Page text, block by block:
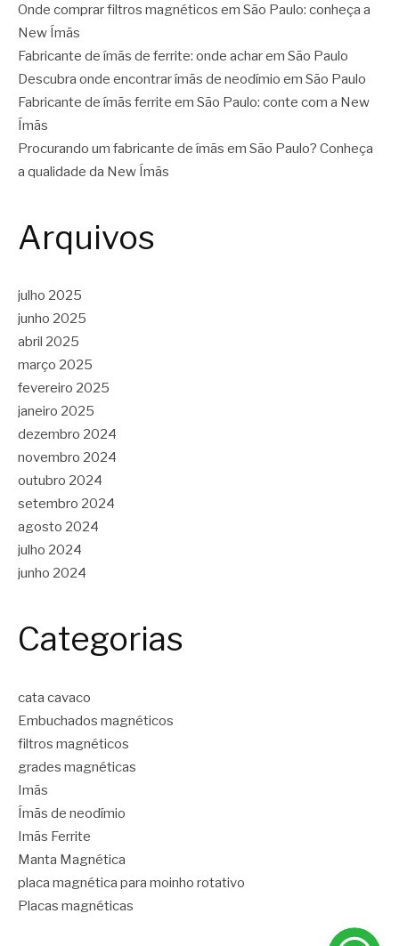
Onde comprar filtros magnéticos em São Paulo: conheça a
New Ímãs
Fabricante de ímãs de ferrite: onde achar em São Paulo
Descubra onde encontrar ímãs de neodímio em São Paulo
Fabricante de ímãs ferrite em São Paulo: conte com a New
Ímãs
Procurando um fabricante de ímãs em São Paulo? Conheça
a qualidade da New Ímãs
Arquivos
julho 2025
junho 2025
abril 2025
março 2025
fevereiro 2025
janeiro 2025
dezembro 2024
novembro 2024
outubro 2024
setembro 2024
agosto 2024
julho 2024
junho 2024
Categorias
cata cavaco
Embuchados magnéticos
filtros magnéticos
grades magnéticas
Imãs
Ímãs de neodímio
Imãs Ferrite
Manta Magnética
placa magnética para moinho rotativo
Placas magnéticas